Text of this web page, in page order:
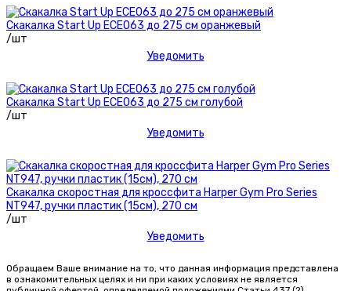
Скакалка Start Up ECE063 до 275 см оранжевый
/шт
Уведомить
Скакалка Start Up ECE063 до 275 см голубой
/шт
Уведомить
Скакалка скоростная для кроссфита Harper Gym Pro Series
NT947, ручки пластик (15см), 270 см
/шт
Уведомить
Обращаем Ваше внимание на то, что данная информация представлена
в ознакомительных целях и ни при каких условиях не является